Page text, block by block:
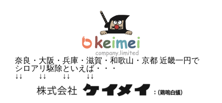
奈良・大阪・兵庫・滋賀・和歌山・京都 近畿一円で
シロアリ駆除といえば・・・
↓↓ ↓↓ ↓↓ ↓↓